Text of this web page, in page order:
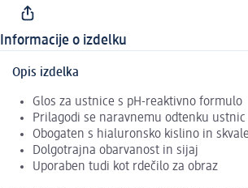
Informacije o izdelku
Opis izdelka
Glos za ustnice s pH-reaktivno formulo
Prilagodi se naravnemu odtenku ustnic
Obogaten s hialuronsko kislino in
Dolgotrajna obarvanost in sijaj
Uporaben tudi kot rdečilo za obraz